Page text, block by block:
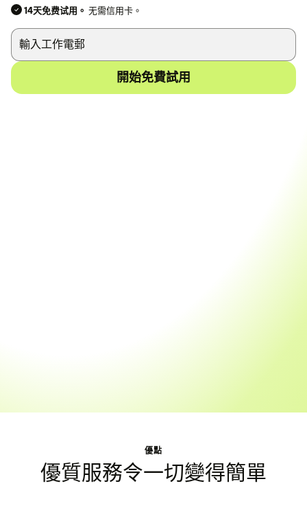
14天免费试用。 无需信用卡。
開始免費試用
優點
優質服務令一切變得簡單